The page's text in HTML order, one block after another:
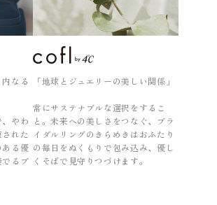
なる
、やわ
れた
る優
でるブ
「地球とジュエリーの美しい関係」
常にサステナブルな選択をするこ
と。未来への美しさをつなぐ、ブラ
イダルリングのきらめきはおふたり
の毎日をぬくもりで包み込み、優し
くそばで見守りつづけます。